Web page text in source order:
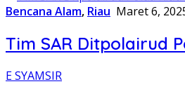
Bencana Alam, Riau Maret 6,
Tim SAR Ditpolairud
E SYAMSIR